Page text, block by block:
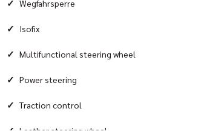
✓ Wegfahrsperre
✓ Isofix
✓ Multifunctional steering wheel
✓ Power steering
✓ Traction control
✓ Leather steering wheel